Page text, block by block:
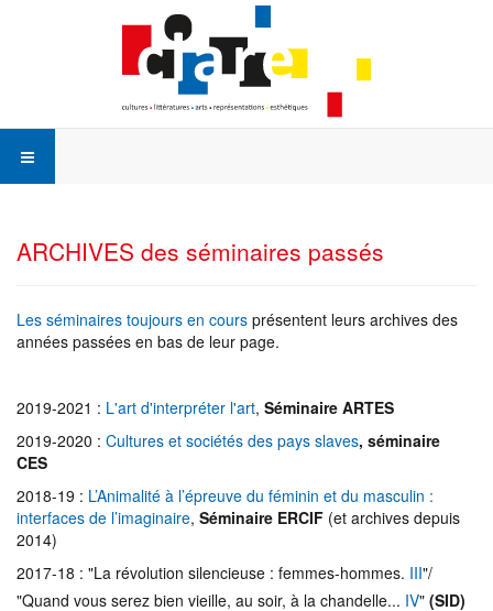
ARCHIVES des séminaires passés
Les séminaires toujours en cours présentent leurs archives des
années passées en bas de leur page.
2019-2021 : L'art d'interpréter l'art, Séminaire ARTES
2019-2020 : Cultures et sociétés des pays slaves, séminaire
CES
2018-19 : L’Animalité à l’épreuve du féminin et du masculin :
interfaces de l’imaginaire, Séminaire ERCIF (et archives depuis
2014)
2017-18 : "La révolution silencieuse : femmes-hommes. III"/
"Quand vous serez bien vieille, au soir, à la chandelle... IV" (SID)